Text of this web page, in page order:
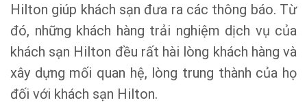
Hilton giúp khách sạn đưa ra các thông báo. Từ
đó, những khách hàng trải nghiệm dịch vụ của
khách sạn Hilton đều rất hài lòng khách hàng và
xây dựng mối quan hệ, lòng trung thành của họ
đối với khách sạn Hilton.